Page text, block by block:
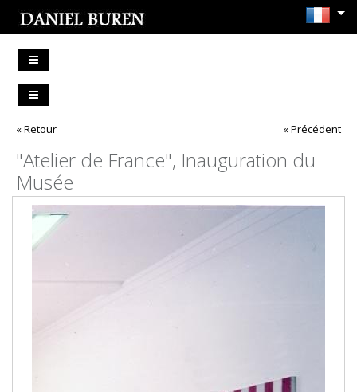
« Retour « Précédent
"Atelier de France", Inauguration du
Musée